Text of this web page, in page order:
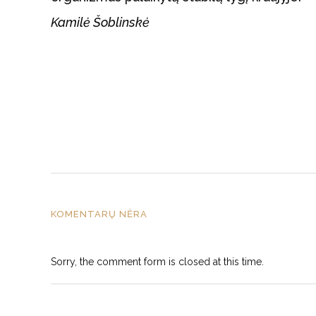
Kamilė Šoblinskė
KOMENTARŲ NĖRA
Sorry, the comment form is closed at this time.